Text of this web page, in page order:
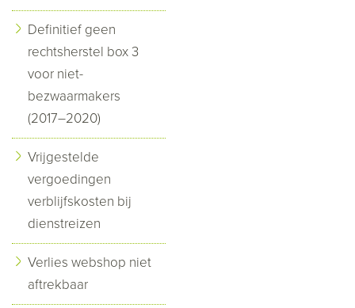
Definitief geen
rechtsherstel box 3
voor niet-
bezwaarmakers
(2017–2020)
Vrijgestelde
vergoedingen
verblijfskosten bij
dienstreizen
Verlies webshop niet
aftrekbaar